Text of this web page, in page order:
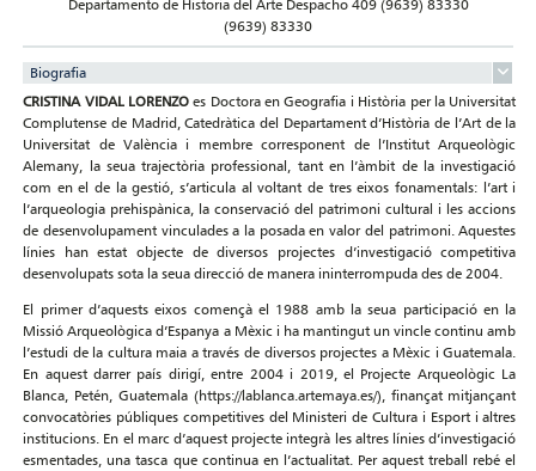
Departamento de Historia del Arte Despacho 409 (9639) 83330
(9639) 83330
Biografia
CRISTINA VIDAL LORENZOes Doctora en Geografia i Història per la Universitat
Complutense de Madrid, Catedràtica del Departament d’Història de l’Art de la
Universitat de València i membre corresponent de l’Institut Arqueològic
Alemany, la seua trajectòria professional, tant en l’àmbit de la investigació
com en el de la gestió, s’articula al voltant de tres eixos fonamentals: l’art i
l’arqueologia prehispànica, la conservació del patrimoni cultural i les accions
de desenvolupament vinculades a la posada en valor del patrimoni. Aquestes
línies han estat objecte de diversos projectes d’investigació competitiva
desenvolupats sota la seua direcció de manera ininterrompuda des de 2004.
El primer d’aquests eixos començà el 1988 amb la seua participació en la
Missió Arqueològica d’Espanya a Mèxic i ha mantingut un vincle continu amb
l’estudi de la cultura maia a través de diversos projectes a Mèxic i Guatemala.
En aquest darrer país dirigí, entre 2004 i 2019, el Projecte Arqueològic La
Blanca, Petén, Guatemala (https://lablanca.artemaya.es/), finançat mitjançant
convocatòries públiques competitives del Ministeri de Cultura i Esport i altres
institucions. En el marc d’aquest projecte integrà les altres línies d’investigació
esmentades, una tasca que continua en l’actualitat. Per aquest treball rebé el